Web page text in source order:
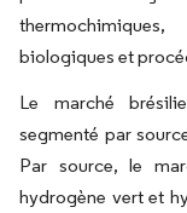
biologiques et
Le marché
segmenté par
Par source, le
hydrogène vert et